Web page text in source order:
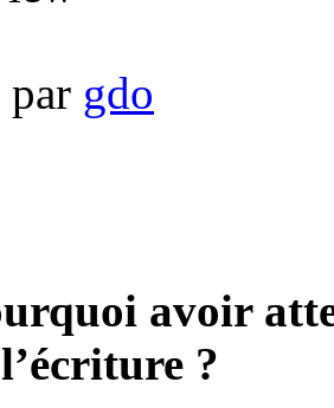
par gdo
avoir
?